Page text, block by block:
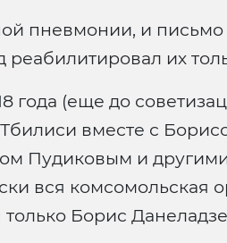
пневмонии, и
их
года (еще до
Тбилиси вместе с
Пудиковым и
вся комсомольская
Борис